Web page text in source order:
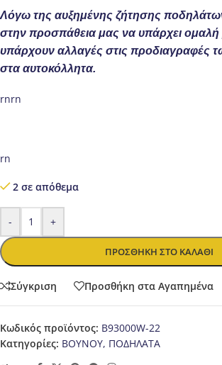
Λόγω της αυξημένης ζήτησης
στην προσπάθεια μας να υπάρχει ομαλή
υπάρχουν αλλαγές στις προδιαγραφές
στα αυτοκόλλητα.
rnrn
rn
2 σε απόθεμα
- +
ΠΡΟΣΘΉΚΗ ΣΤΟ ΚΑΛΆΘΙ
Σύγκριση Προσθήκη στα Αγαπημένα
Κωδικός προϊόντος: B93000W-22
Κατηγορίες: ΒΟΥΝΟΥ, ΠΟΔΗΛΑΤΑ